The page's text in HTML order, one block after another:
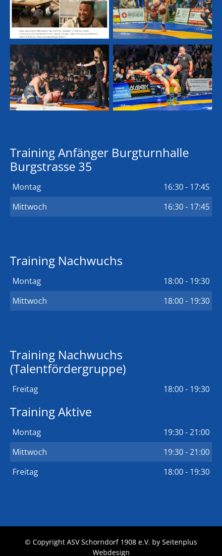
Training Anfänger Burgturnhalle
Burgstrasse 35
Montag
16:30 - 17:45
Mittwoch
16:30 - 17:45
Training Nachwuchs
Montag
18:00 - 19:30
Mittwoch
18:00 - 19:30
Training Nachwuchs
(Talentfördergruppe)
Freitag 18:00 - 19:30
Training Aktive
Montag
19:30 - 21:00
Mittwoch
19:30 - 21:00
Freitag
18:00 - 19:30
© Copyright ASV Schorndorf 1908 e.V. by Seitenplus
Webdesign